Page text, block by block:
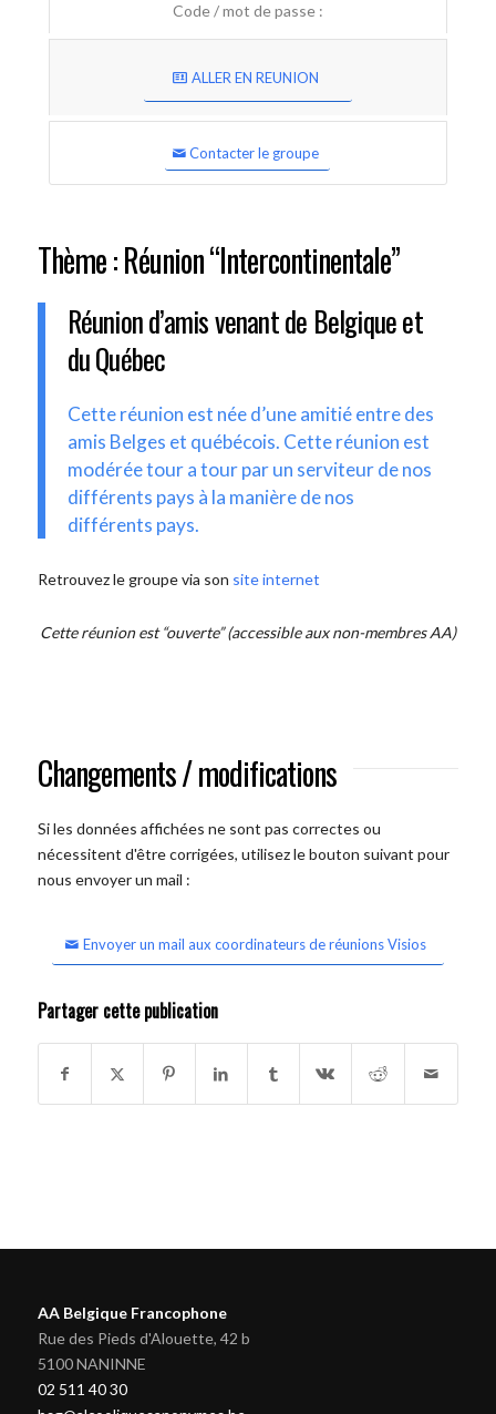
Code / mot de passe :
ALLER EN REUNION
Contacter le groupe
Thème : Réunion “Intercontinentale”
Réunion d’amis venant de Belgique et
du Québec
Cette réunion est née d’une amitié entre des
amis Belges et québécois. Cette réunion est
modérée tour a tour par un serviteur de nos
différents pays à la manière de nos
différents pays.
Retrouvez le groupe via son site internet
Cette réunion est “ouverte” (accessible aux non-membres AA)
Changements / modifications
Si les données affichées ne sont pas correctes ou
nécessitent d'être corrigées, utilisez le bouton suivant pour
nous envoyer un mail :
Envoyer un mail aux coordinateurs de réunions Visios
Partager cette publication
AA Belgique Francophone
Rue des Pieds d'Alouette, 42 b
5100 NANINNE
02 511 40 30